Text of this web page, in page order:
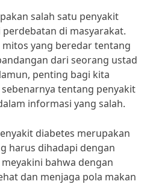
salah satu penyakit
di masyarakat.
yang beredar tentang
dari seorang ustad
penting bagi kita
tentang penyakit
informasi yang salah.
diabetes merupakan
harus dihadapi dengan
bahwa dengan
dan menjaga pola makan